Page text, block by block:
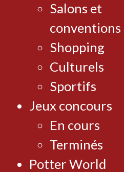
Salons et
conventions
Shopping
Culturels
Sportifs
Jeux concours
En cours
Terminés
Potter World